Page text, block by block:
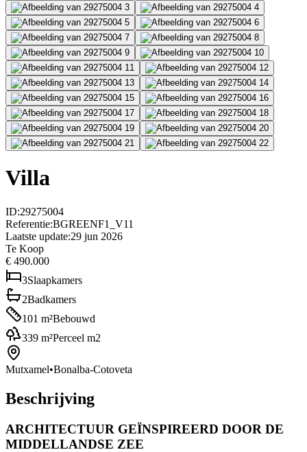
Villa
ID:29275004
Referentie:BGREENF1_V11
Laatste update:29 jun 2026
Te Koop
€ 490.000
3Slaapkamers
2Badkamers
101 m²Bebouwd
339 m²Perceel m2
Mutxamel•Bonalba-Cotoveta
Beschrijving
ARCHITECTUUR GEÏNSPIREERD DOOR DE
MIDDELLANDSE ZEE